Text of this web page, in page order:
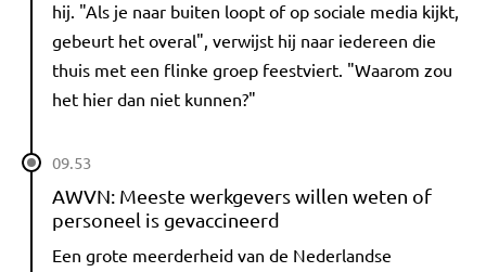
hij. "Als je naar buiten loopt of op sociale media kijkt,
gebeurt het overal", verwijst hij naar iedereen die
thuis met een flinke groep feestviert. "Waarom zou
het hier dan niet kunnen?"
09.53
AWVN: Meeste werkgevers willen weten of
personeel is gevaccineerd
Een grote meerderheid van de Nederlandse